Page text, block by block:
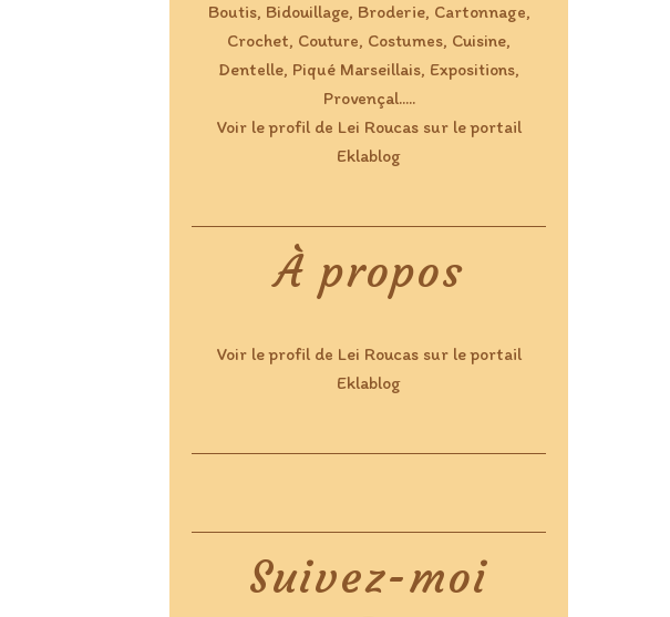
Boutis, Bidouillage, Broderie, Cartonnage,
Crochet, Couture, Costumes, Cuisine,
Dentelle, Piqué Marseillais, Expositions,
Provençal.....
Voir le profil de Lei Roucassur le portail
Eklablog
Suivez-moi
À propos
Voir le profil de Lei Roucassur le portail
Eklablog